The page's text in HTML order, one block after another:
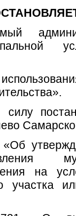
на
участка